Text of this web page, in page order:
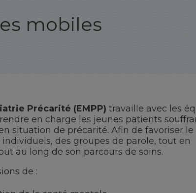
mobiles
Précarité (EMPP) travaille avec les
en charge les jeunes patients
situation de précarité. Afin de favoriser le
des groupes de parole, tout en
au long de son parcours de soins.
de :